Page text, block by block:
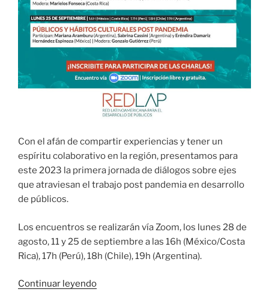
Con el afán de compartir experiencias y tener un
espíritu colaborativo en la región, presentamos para
este 2023 la primera jornada de diálogos sobre ejes
que atraviesan el trabajo post pandemia en desarrollo
de públicos.
Los encuentros se realizarán vía Zoom, los lunes 28 de
agosto, 11 y 25 de septiembre a las 16h (México/Costa
Rica), 17h (Perú), 18h (Chile), 19h (Argentina).
Continuar leyendo«